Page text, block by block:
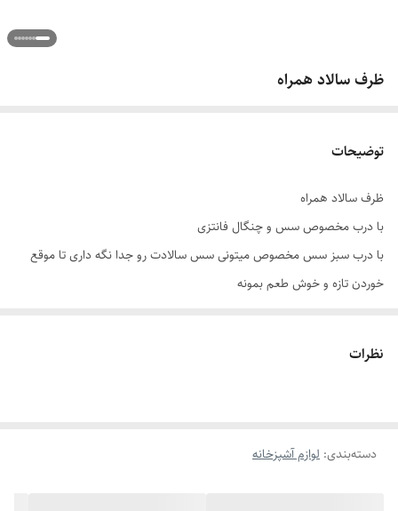
ظرف سالاد همراه
توضیحات
ظرف سالاد همراه
با درب مخصوص سس و چنگال فانتزی
با درب سبز سس مخصوص میتونی سس سالادت رو جدا نگه داری تا موقع
خوردن تازه و خوش طعم بمونه
مناسب باشگاه و سفر و محل کار و پیک نیک
نظرات
دسته‌بندی: لوازم آشپزخانه